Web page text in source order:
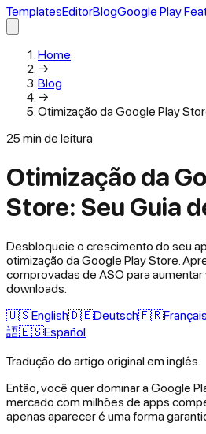
TemplatesEditorBlogGoogle Play
Home
→
Blog
→
Otimização da Google Play
25 min de leitura
Otimização da
Store: Seu Guia
Desbloqueie o crescimento do seu
otimização da Google Play Store.
comprovadas de ASO para
downloads.
🇺🇸English🇩🇪Deutsch🇫🇷Français
語🇪🇸Español
Tradução do artigo original em inglês.
Então, você quer dominar a Google
mercado com milhões de apps
apenas aparecer é uma forma